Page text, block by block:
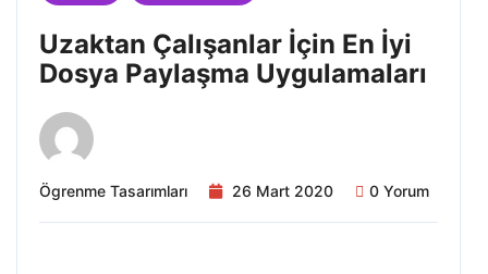
Uzaktan Çalışanlar İçin En İyi
Dosya Paylaşma Uygulamaları
Ögrenme Tasarımları 26 Mart 2020 0 Yorum